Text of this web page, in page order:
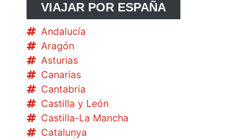
VIAJAR POR ESPAÑA
Andalucía
Aragón
Asturias
Canarias
Cantabria
Castilla y León
Castilla-La Mancha
Catalunya